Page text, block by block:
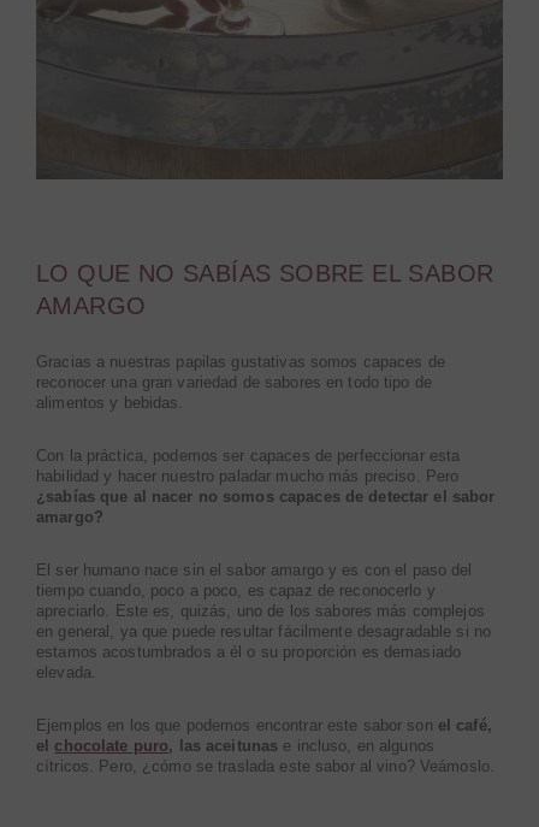
LO QUE NO SABÍAS SOBRE EL SABOR
AMARGO
Gracias a nuestras papilas gustativas somos capaces de
reconocer una gran variedad de sabores en todo tipo de
alimentos y bebidas.
Con la práctica, podemos ser capaces de perfeccionar esta
habilidad y hacer nuestro paladar mucho más preciso. Pero
¿sabías que al nacer no somos capaces de detectar el sabor
amargo?
El ser humano nace sin el sabor amargo y es con el paso del
tiempo cuando, poco a poco, es capaz de reconocerlo y
apreciarlo. Este es, quizás, uno de los sabores más complejos
en general, ya que puede resultar fácilmente desagradable si no
estamos acostumbrados a él o su proporción es demasiado
elevada.
Ejemplos en los que podemos encontrar este sabor son el café,
el chocolate puro, las aceitunas e incluso, en algunos
cítricos. Pero, ¿cómo se traslada este sabor al vino? Veámoslo.